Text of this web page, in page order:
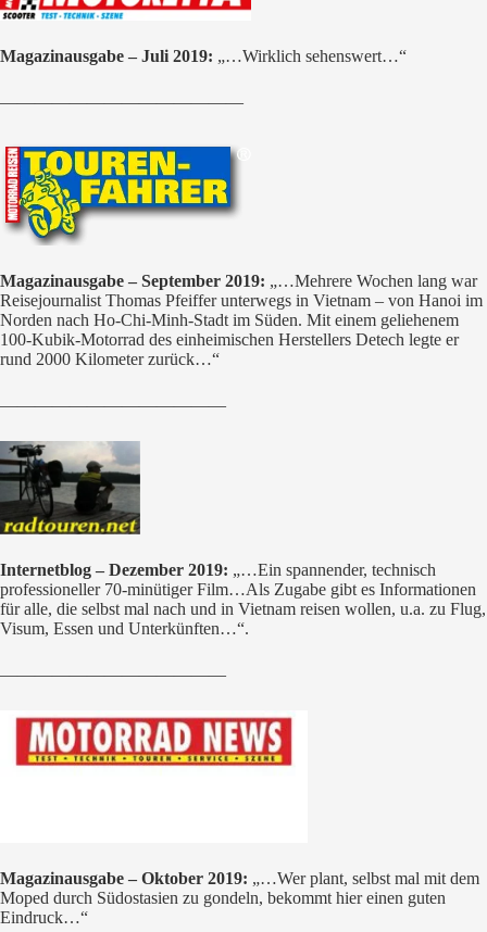
Magazinausgabe – Juli 2019: „…Wirklich sehenswert…“
——————————————
Magazinausgabe – September 2019: „…Mehrere Wochen lang war
Reisejournalist Thomas Pfeiffer unterwegs in Vietnam – von Hanoi im
Norden nach Ho-Chi-Minh-Stadt im Süden. Mit einem geliehenem
100-Kubik-Motorrad des einheimischen Herstellers Detech legte er
rund 2000 Kilometer zurück…“
—————————————
Internetblog – Dezember 2019: „…Ein spannender, technisch
professioneller 70-minütiger Film…Als Zugabe gibt es Informationen
für alle, die selbst mal nach und in Vietnam reisen wollen, u.a. zu Flug,
Visum, Essen und Unterkünften…“.
—————————————
Magazinausgabe – Oktober 2019: „…Wer plant, selbst mal mit dem
Moped durch Südostasien zu gondeln, bekommt hier einen guten
Eindruck…“